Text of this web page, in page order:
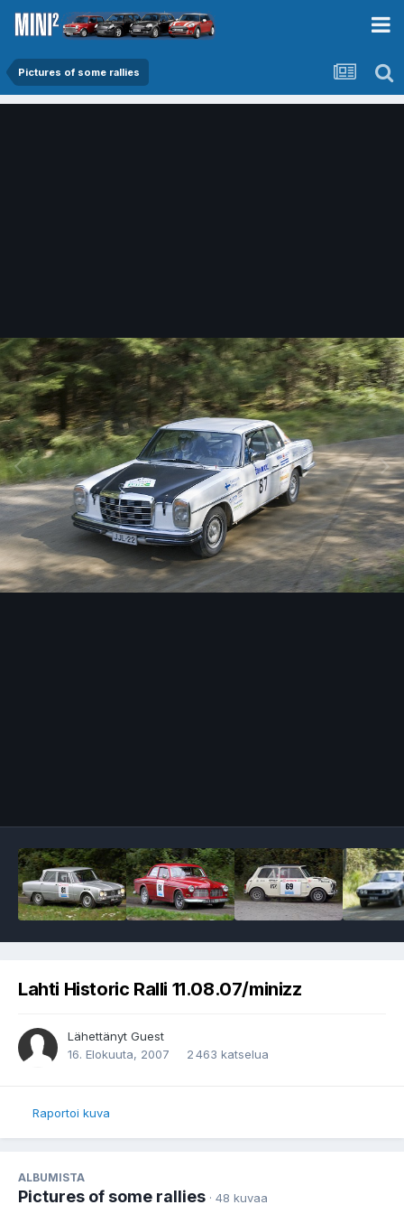
Pictures of some rallies
Lahti Historic Ralli 11.08.07/minizz
Lähettänyt Guest
16. Elokuuta, 2007
2 463 katselua
Raportoi kuva
ALBUMISTA
Pictures of some rallies · 48 kuvaa